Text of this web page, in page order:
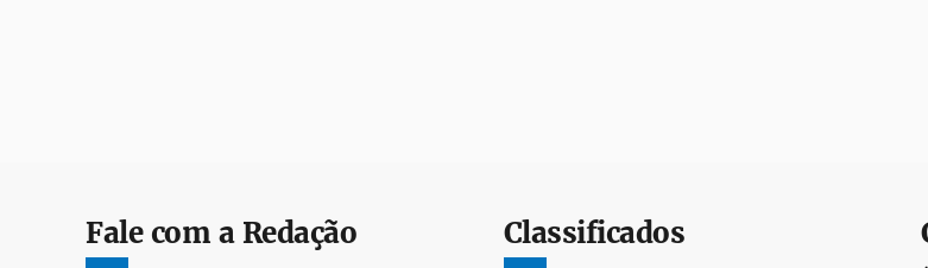
Fale com a Redação Classificados